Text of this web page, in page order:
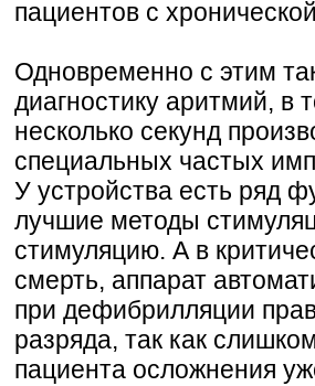
пациентов с
Одновременно с этим
диагностику аритмий, в
несколько секунд
специальных частых
У устройства есть ряд
лучшие методы
стимуляцию. А в
смерть, аппарат
при дефибрилляции
разряда, так как
пациента осложнения